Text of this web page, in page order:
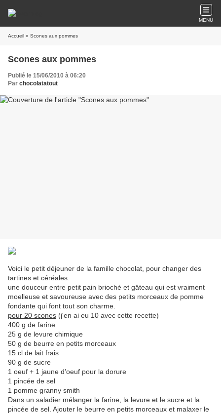
MENU
Accueil » Scones aux pommes
Scones aux pommes
Publié le 15/06/2010 à 06:20
Par chocolatatout
Voici le petit déjeuner de la famille chocolat, pour changer des
tartines et céréales.
une douceur entre petit pain brioché et gâteau qui est vraiment
moelleuse et savoureuse avec des petits morceaux de pomme
fondante qui font tout son charme.
pour 20 scones (j'en ai eu 10 avec cette recette)
400 g de farine
25 g de levure chimique
50 g de beurre en petits morceaux
15 cl de lait frais
90 g de sucre
1 oeuf + 1 jaune d'oeuf pour la dorure
1 pincée de sel
1 pomme granny smith
Dans un saladier mélanger la farine, la levure et le sucre et la
pincée de sel. Ajouter le beurre en petits morceaux et malaxer le